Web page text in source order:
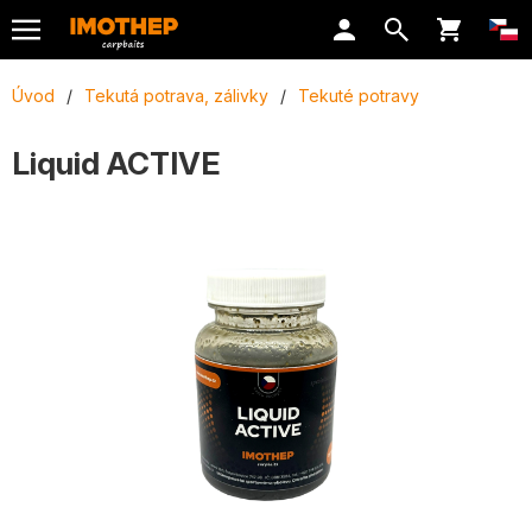
Úvod / Tekutá potrava, zálivky / Tekuté potravy
Liquid ACTIVE